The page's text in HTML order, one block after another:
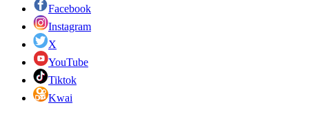
Facebook
Instagram
X
YouTube
Tiktok
Kwai